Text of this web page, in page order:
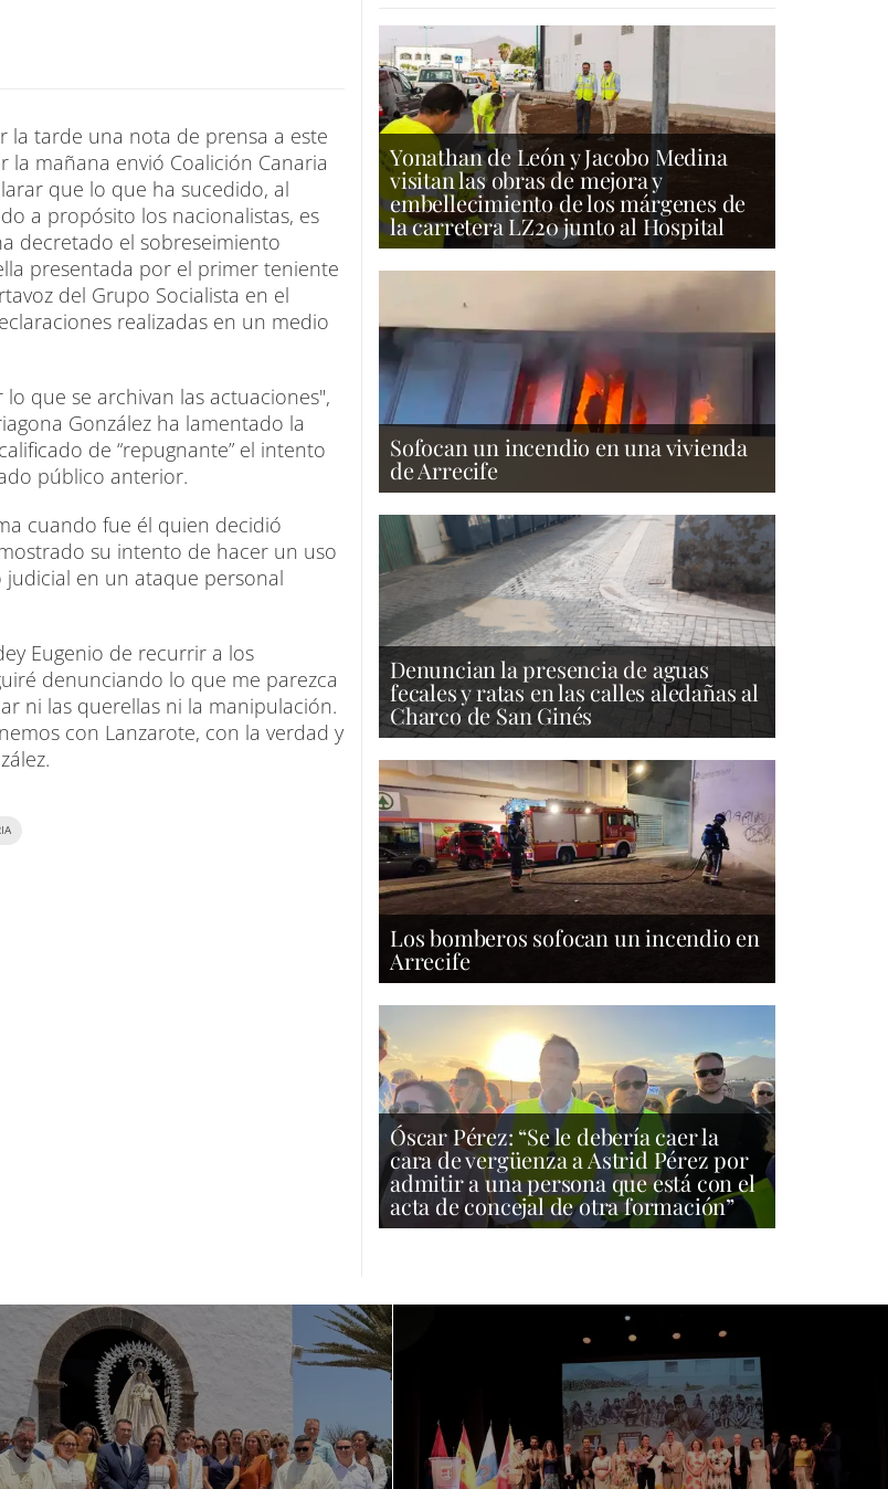
la tarde una nota de prensa a este
mañana envió Coalición Canaria
que lo que ha sucedido, al
a propósito los nacionalistas, es
decretado el sobreseimiento
presentada por el primer teniente
del Grupo Socialista en el
realizadas en un medio
que se archivan las actuaciones",
González ha lamentado la
de “repugnante” el intento
público anterior.
cuando fue él quien decidió
su intento de hacer un uso
en un ataque personal
Eugenio de recurrir a los
denunciando lo que me parezca
ni las querellas ni la manipulación.
con Lanzarote, con la verdad y
Yonathan de León y Jacobo Medina
visitan las obras de mejora y
embellecimiento de los márgenes de
la carretera LZ20 junto al Hospital
Sofocan un incendio en una vivienda
de Arrecife
Denuncian la presencia de aguas
fecales y ratas en las calles aledañas al
Charco de San Ginés
Los bomberos sofocan un incendio en
Arrecife
Óscar Pérez: “Se le debería caer la
cara de vergüenza a Astrid Pérez por
admitir a una persona que está con el
acta de concejal de otra formación”